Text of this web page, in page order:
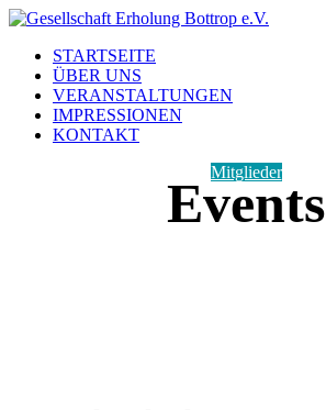
STARTSEITE
ÜBER UNS
VERANSTALTUNGEN
IMPRESSIONEN
KONTAKT
Mitglieder
Events